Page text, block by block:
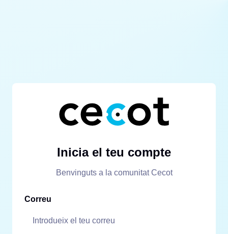
Inicia el teu compte
Benvinguts a la comunitat Cecot
Correu